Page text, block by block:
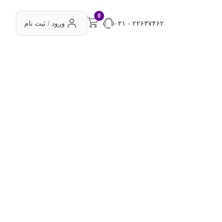
۰۲۱ - ۲۲۶۳۷۴۶۲
0
ورود / ثبت نام